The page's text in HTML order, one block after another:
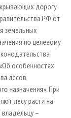
дорогу
РФ от
земельных
по целевому
особенностях
лесов,
назначения». При
лесу расти на
владельцу –